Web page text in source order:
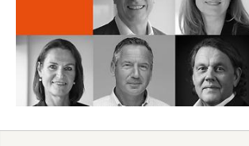
17 Schuldhulpverlening, waar eindig ik?
18 Schuldenproblematiek kan jou ook raken?